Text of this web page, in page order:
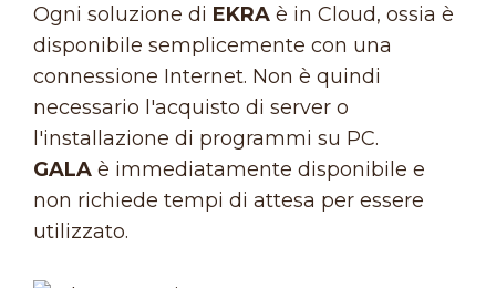
Ogni soluzione di EKRA è in Cloud, ossia è
disponibile semplicemente con una
connessione Internet. Non è quindi
necessario l'acquisto di server o
l'installazione di programmi su PC.
GALA è immediatamente disponibile e
non richiede tempi di attesa per essere
utilizzato.